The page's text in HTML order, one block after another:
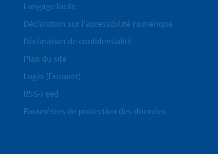
Langage facile
Déclaration sur l'accessibilité numérique
Déclaration de confidentialité
Plan du site
Login (Extranet)
RSS-Feed
Paramètres de protection des données